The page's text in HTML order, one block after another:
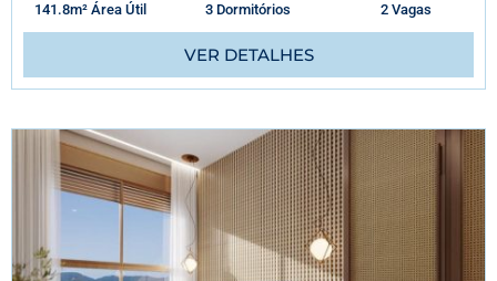
141.8m² Área Útil 3 Dormitórios 2 Vagas
VER DETALHES